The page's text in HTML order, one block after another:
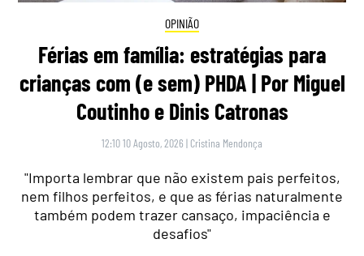
OPINIÃO
Férias em família: estratégias para
crianças com (e sem) PHDA | Por Miguel
Coutinho e Dinis Catronas
12:10 10 Agosto, 2026 | Cristina Mendonça
"Importa lembrar que não existem pais perfeitos,
nem filhos perfeitos, e que as férias naturalmente
também podem trazer cansaço, impaciência e
desafios"